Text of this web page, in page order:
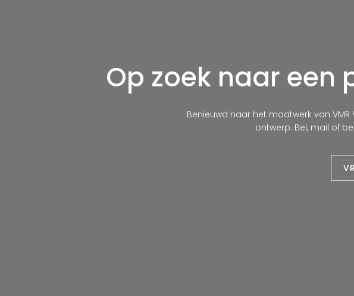
Op zoek naar een
Benieuwd naar het maatwerk van
ontwerp. Bel, mail of